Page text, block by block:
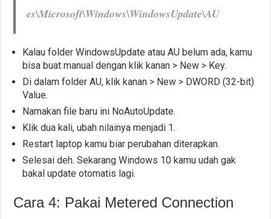
es\Microsoft\Windows\WindowsUpdate\AU
Kalau folder WindowsUpdate atau AU belum ada, kamu
bisa buat manual dengan klik kanan > New > Key.
Di dalam folder AU, klik kanan > New > DWORD (32-bit)
Value.
Namakan file baru ini NoAutoUpdate.
Klik dua kali, ubah nilainya menjadi 1.
Restart laptop kamu biar perubahan diterapkan.
Selesai deh. Sekarang Windows 10 kamu udah gak
bakal update otomatis lagi.
Cara 4: Pakai Metered Connection